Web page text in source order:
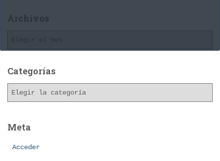
Archivos
h
o
Categorías
g
Meta
Acceder